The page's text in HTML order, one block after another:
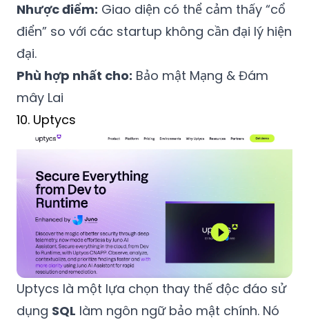
Nhược điểm: Giao diện có thể cảm thấy “cổ
điển” so với các startup không cần đại lý hiện
đại.
Phù hợp nhất cho: Bảo mật Mạng & Đám
mây Lai
10. Uptycs
Uptycs là một lựa chọn thay thế độc đáo sử
dụng SQL làm ngôn ngữ bảo mật chính. Nó